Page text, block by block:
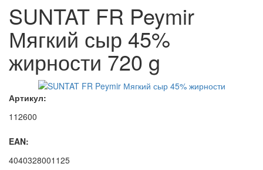
SUNTAT FR Peymir
Мягкий сыр 45%
жирности 720 g
Артикул:
112600
EAN:
4040328001125